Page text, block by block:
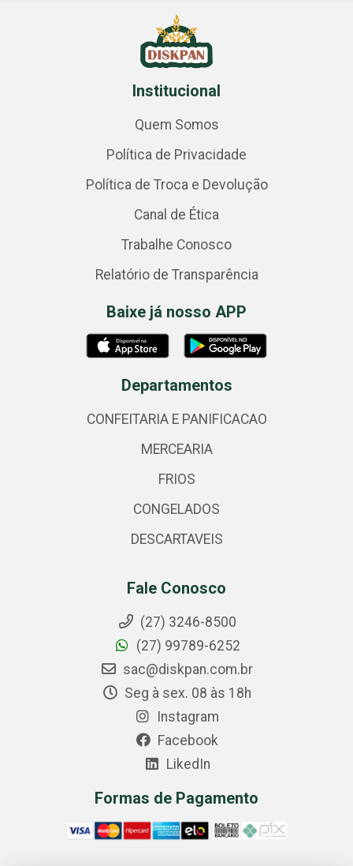
Institucional
Quem Somos
Política de Privacidade
Política de Troca e Devolução
Canal de Ética
Trabalhe Conosco
Relatório de Transparência
Baixe já nosso APP
Departamentos
CONFEITARIA E PANIFICACAO
MERCEARIA
FRIOS
CONGELADOS
DESCARTAVEIS
Fale Conosco
(27) 3246-8500
(27) 99789-6252
sac@diskpan.com.br
Seg à sex. 08 às 18h
Instagram
Facebook
LikedIn
Formas de Pagamento